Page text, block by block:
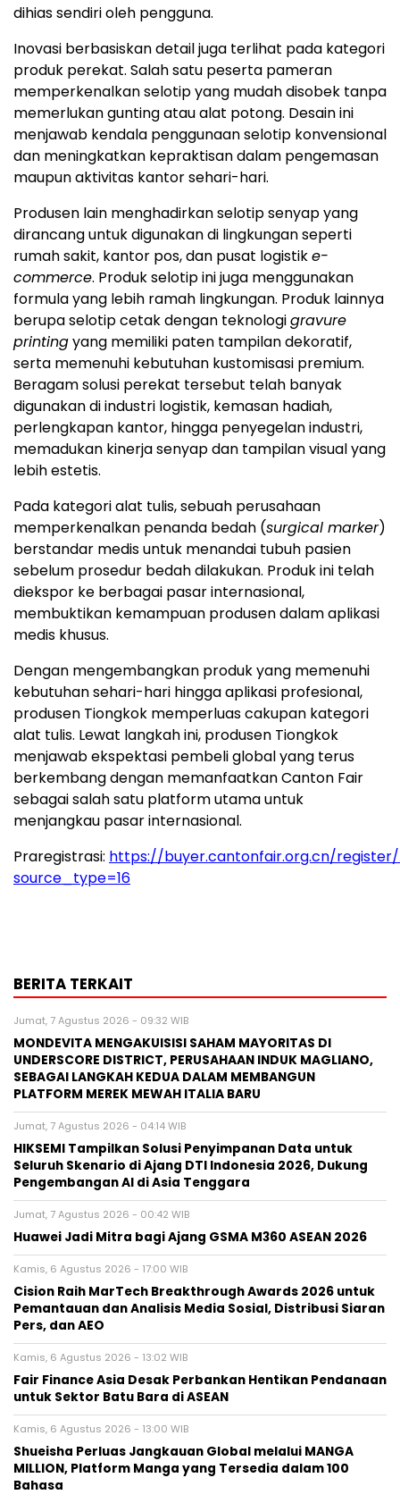
dihias sendiri oleh pengguna.
Inovasi berbasiskan detail juga terlihat pada kategori
produk perekat. Salah satu peserta pameran
memperkenalkan selotip yang mudah disobek tanpa
memerlukan gunting atau alat potong. Desain ini
menjawab kendala penggunaan selotip konvensional
dan meningkatkan kepraktisan dalam pengemasan
maupun aktivitas kantor sehari-hari.
Produsen lain menghadirkan selotip senyap yang
dirancang untuk digunakan di lingkungan seperti
rumah sakit, kantor pos, dan pusat logistike-
commerce. Produk selotip ini juga menggunakan
formula yang lebih ramah lingkungan. Produk lainnya
berupa selotip cetak dengan teknologigravure
printingyang memiliki paten tampilan dekoratif,
serta memenuhi kebutuhan kustomisasi premium.
Beragam solusi perekat tersebut telah banyak
digunakan di industri logistik, kemasan hadiah,
perlengkapan kantor, hingga penyegelan industri,
memadukan kinerja senyap dan tampilan visual yang
lebih estetis.
Pada kategori alat tulis, sebuah perusahaan
memperkenalkan penanda bedah (surgical marker)
berstandar medis untuk menandai tubuh pasien
sebelum prosedur bedah dilakukan. Produk ini telah
diekspor ke berbagai pasar internasional,
membuktikan kemampuan produsen dalam aplikasi
medis khusus.
Dengan mengembangkan produk yang memenuhi
kebutuhan sehari-hari hingga aplikasi profesional,
produsen Tiongkok memperluas cakupan kategori
alat tulis. Lewat langkah ini, produsen Tiongkok
menjawab ekspektasi pembeli global yang terus
berkembang dengan memanfaatkan Canton Fair
sebagai salah satu platform utama untuk
menjangkau pasar internasional.
Praregistrasi: https://buyer.cantonfair.org.cn/
source_type=16
BERITA TERKAIT
Jumat, 7 Agustus 2026 - 09:32 WIB
MONDEVITA MENGAKUISISI SAHAM MAYORITAS DI
UNDERSCORE DISTRICT, PERUSAHAAN INDUK MAGLIANO,
SEBAGAI LANGKAH KEDUA DALAM MEMBANGUN
PLATFORM MEREK MEWAH ITALIA BARU
Jumat, 7 Agustus 2026 - 04:14 WIB
HIKSEMI Tampilkan Solusi Penyimpanan Data untuk
Seluruh Skenario di Ajang DTI Indonesia 2026, Dukung
Pengembangan AI di Asia Tenggara
Jumat, 7 Agustus 2026 - 00:42 WIB
Huawei Jadi Mitra bagi Ajang GSMA M360 ASEAN 2026
Kamis, 6 Agustus 2026 - 17:00 WIB
Cision Raih MarTech Breakthrough Awards 2026 untuk
Pemantauan dan Analisis Media Sosial, Distribusi Siaran
Pers, dan AEO
Kamis, 6 Agustus 2026 - 13:02 WIB
Fair Finance Asia Desak Perbankan Hentikan Pendanaan
untuk Sektor Batu Bara di ASEAN
Kamis, 6 Agustus 2026 - 13:00 WIB
Shueisha Perluas Jangkauan Global melalui MANGA
MILLION, Platform Manga yang Tersedia dalam 100
Bahasa